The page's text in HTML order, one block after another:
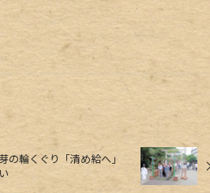
の輪くぐり「清め給へ」